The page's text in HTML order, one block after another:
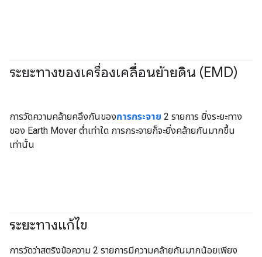
ระยะทางของเครื่องเคลื่อนย้ายดิน (EMD)
การวัดความคล้ายคลึงกันของการกระจาย 2 รายการ ยิ่งระยะทาง
ของ Earth Mover ต่ำเท่าใด การกระจายก็จะยิ่งคล้ายกันมากขึ้น
เท่านั้น
ระยะทางแก้ไข
การวัดว่าสตริงข้อความ 2 รายการมีความคล้ายกันมากน้อยเพียง